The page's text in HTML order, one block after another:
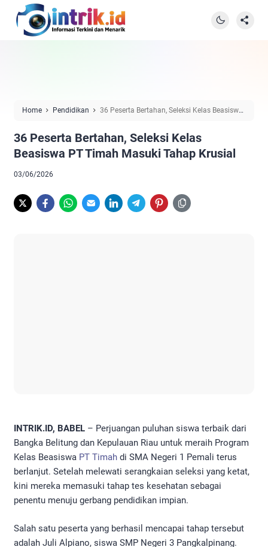
Home Pendidikan
36 Peserta Bertahan, Seleksi Kelas Beasiswa
36 Peserta Bertahan, Seleksi Kelas
Beasiswa PT Timah Masuki Tahap Krusial
03/06/2026
INTRIK.ID, BABEL – Perjuangan puluhan siswa terbaik dari
Bangka Belitung dan Kepulauan Riau untuk meraih Program
Kelas Beasiswa PT Timah di SMA Negeri 1 Pemali terus
berlanjut. Setelah melewati serangkaian seleksi yang ketat,
kini mereka memasuki tahap tes kesehatan sebagai
penentu menuju gerbang pendidikan impian.
Salah satu peserta yang berhasil mencapai tahap tersebut
adalah Juli Alpiano, siswa SMP Negeri 3 Pangkalpinang.